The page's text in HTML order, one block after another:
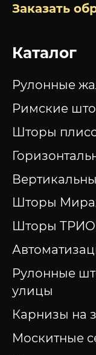
Заказать
Каталог
Рулонные
Римские
Шторы
Шторы
Шторы ТРИО
Рулонные
улицы
Карнизы на
Москитные